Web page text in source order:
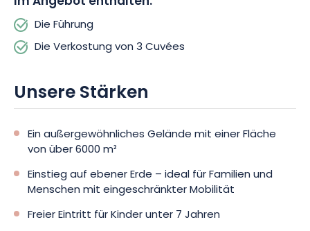
Die Führung
Die Verkostung von 3 Cuvées
Unsere Stärken
Ein außergewöhnliches Gelände mit einer Fläche
von über 6000 m²
Einstieg auf ebener Erde – ideal für Familien und
Menschen mit eingeschränkter Mobilität
Freier Eintritt für Kinder unter 7 Jahren